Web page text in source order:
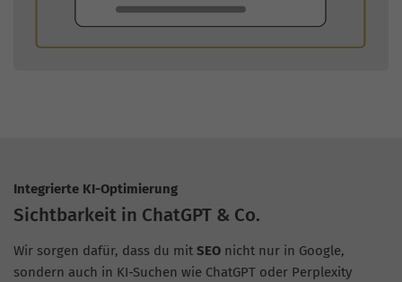
Integrierte KI-Optimierung
Sichtbarkeit in ChatGPT & Co.
Wir sorgen dafür, dass du mit SEO nicht nur in Google,
sondern auch in KI-Suchen wie ChatGPT oder Perplexity